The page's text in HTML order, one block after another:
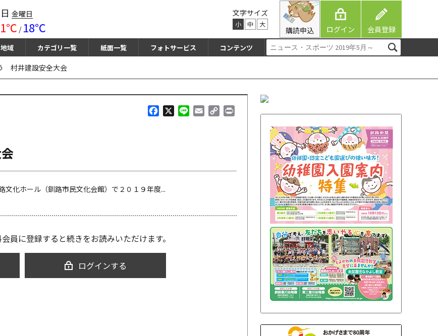
日 金曜日
/ 18℃
文字サイズ
小 中 大
購読申込 ログイン 会員登録
地域 カテゴリ一覧 紙面一覧 フォトサービス コンテンツ
村井建設安全大会
k
化ホール（釧路市民文化会館）で２０１９年度...
員に登録すると続きをお読みいただけます。
ログインする